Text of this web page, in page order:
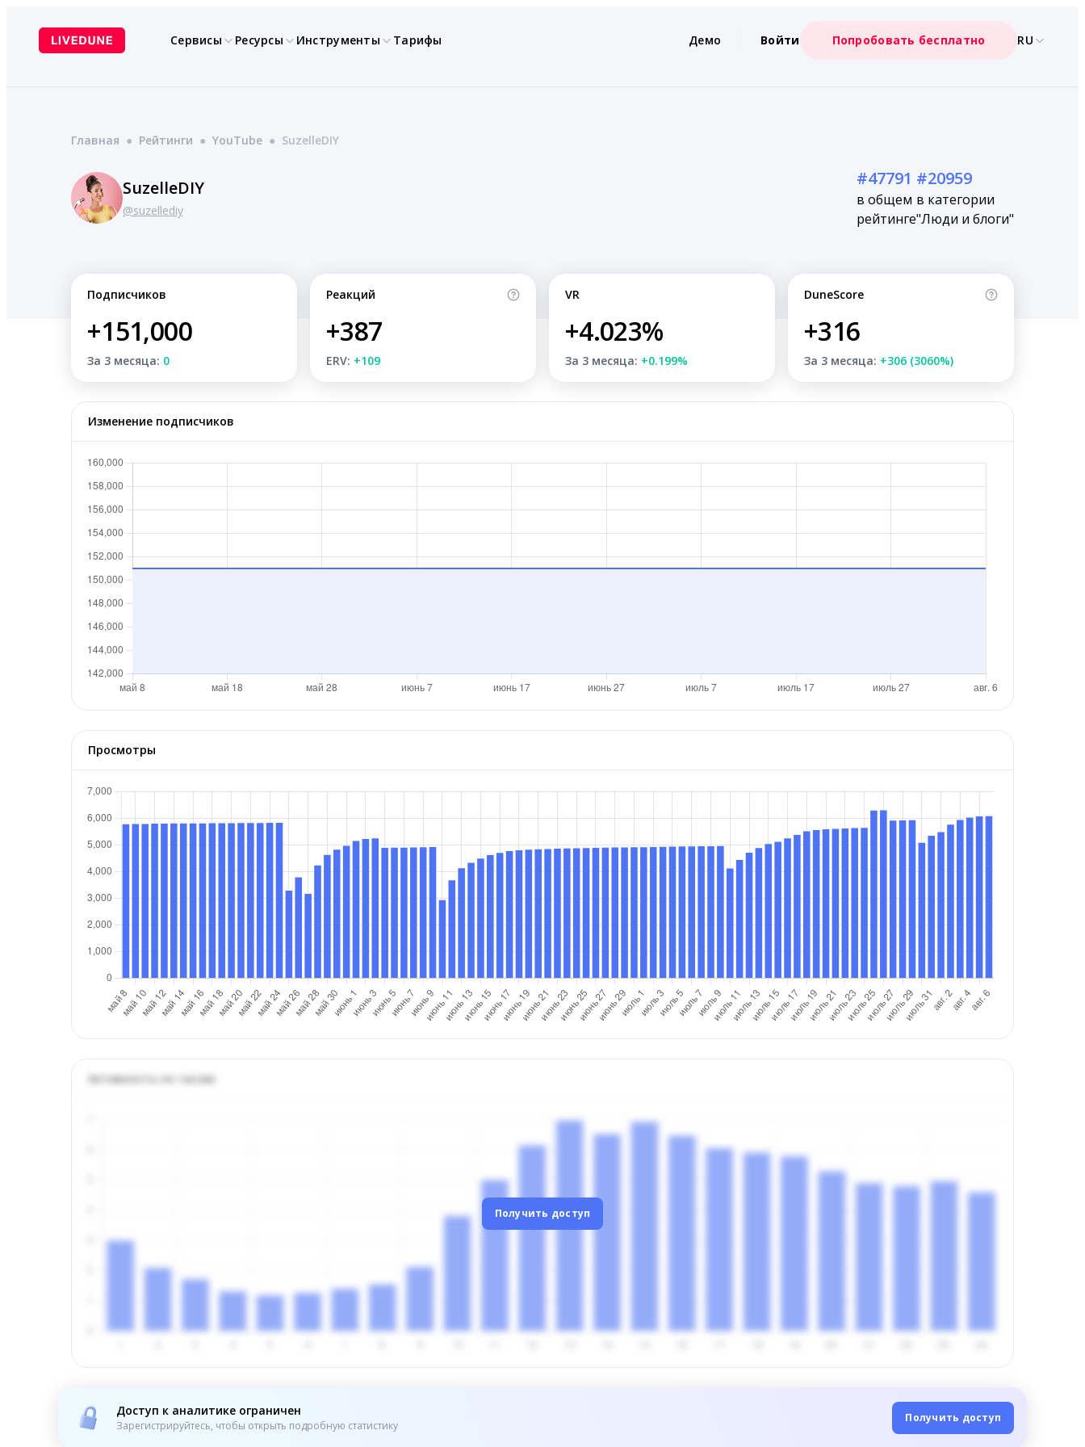
содержимому
Сервисы Ресурсы Инструменты Тарифы Демо Войти Попробовать бесплатно RU
Главная ● Рейтинги ● YouTube ● SuzelleDIY
SuzelleDIY
@suzellediy
#47791
в общем
рейтинге
#20959
в категории
"Люди и блоги"
Подписчиков
+151,000
За 3 месяца: 0
Реакций
+387
ERV: +109
VR
+4.023%
За 3 месяца: +0.199%
DuneScore
+316
За 3 месяца: +306 (3060%)
Изменение подписчиков
Просмотры
Активность по часам
Получить доступ
Доступ к аналитике ограничен
Зарегистрируйтесь, чтобы открыть подробную статистику
Получить доступ